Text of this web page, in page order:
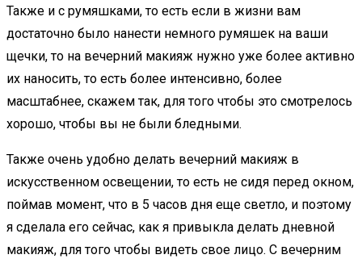
Также и с румяшками, то есть если в жизни вам
достаточно было нанести немного румяшек на ваши
щечки, то на вечерний макияж нужно уже более активно
их наносить, то есть более интенсивно, более
масштабнее, скажем так, для того чтобы это смотрелось
хорошо, чтобы вы не были бледными.
Также очень удобно делать вечерний макияж в
искусственном освещении, то есть не сидя перед окном,
поймав момент, что в 5 часов дня еще светло, и поэтому
я сделала его сейчас, как я привыкла делать дневной
макияж, для того чтобы видеть свое лицо. С вечерним